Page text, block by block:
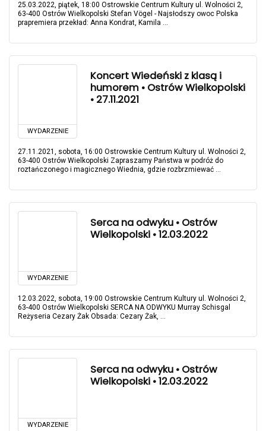
25.03.2022, piątek, 18:00 Ostrowskie Centrum Kultury ul. Wolności 2,
63-400 Ostrów Wielkopolski Stefan Vögel - Najsłodszy owoc Polska
prapremiera przekład: Anna Kondrat, Kamila ...
WYDARZENIE
Koncert Wiedeński z klasą i
humorem • Ostrów Wielkopolski
• 27.11.2021
27.11.2021, sobota, 16:00 Ostrowskie Centrum Kultury ul. Wolności 2,
63-400 Ostrów Wielkopolski Zapraszamy Państwa w podróż do
roztańczonego i magicznego Wiednia, gdzie rozbrzmiewać ...
WYDARZENIE
Serca na odwyku • Ostrów
Wielkopolski • 12.03.2022
12.03.2022, sobota, 19:00 Ostrowskie Centrum Kultury ul. Wolności 2,
63-400 Ostrów Wielkopolski SERCA NA ODWYKU Murray Schisgal
Reżyseria Cezary Żak Obsada: Cezary Żak, ...
WYDARZENIE
Serca na odwyku • Ostrów
Wielkopolski • 12.03.2022